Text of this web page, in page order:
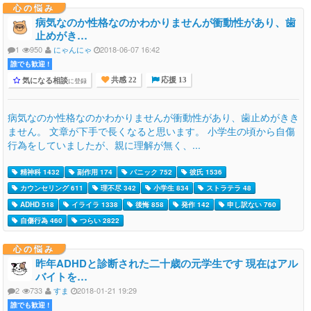
心の悩み
病気なのか性格なのかわかりませんが衝動性があり、歯
止めがき…
1 950 にゃんにゃ 2018-06-07 16:42
誰でも歓迎 !
気になる相談に登録 共感 22 応援 13
病気なのか性格なのかわかりませんが衝動性があり、歯止めがきき
ません。 文章が下手で長くなると思います。 小学生の頃から自傷
行為をしていましたが、親に理解が無く、...
精神科 1432 副作用 174 パニック 752
彼氏 1536
カウンセリング 611
理不尽 342 小学生 834
ストラテラ 48
ADHD 518
イライラ 1338 後悔 858 発作 142
申し訳ない 760
自傷行為 460
つらい 2822
心の悩み
昨年ADHDと診断された二十歳の元学生です 現在はアル
バイトを…
2 733 すま 2018-01-21 19:29
誰でも歓迎 !